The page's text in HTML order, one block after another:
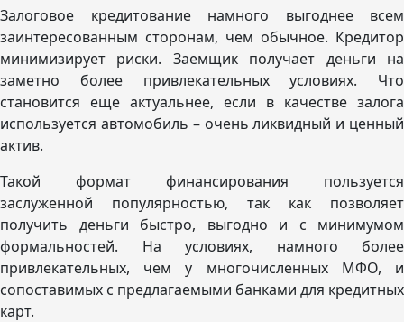
Залоговое кредитование намного выгоднее всем
заинтересованным сторонам, чем обычное. Кредитор
минимизирует риски. Заемщик получает деньги на
заметно более привлекательных условиях. Что
становится еще актуальнее, если в качестве залога
используется автомобиль – очень ликвидный и ценный
актив.
Такой формат финансирования пользуется
заслуженной популярностью, так как позволяет
получить деньги быстро, выгодно и с минимумом
формальностей. На условиях, намного более
привлекательных, чем у многочисленных МФО, и
сопоставимых с предлагаемыми банками для кредитных
карт.